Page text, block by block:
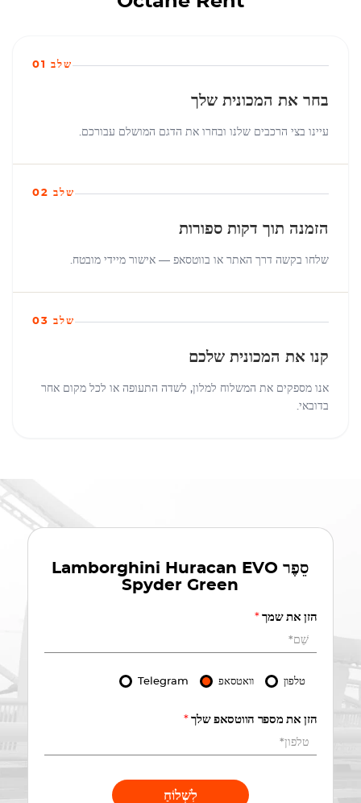
שלב 01
בחר את המכונית שלך
עיינו בצי הרכבים שלנו ובחרו את הדגם המושלם עבורכם.
שלב 02
הזמנה תוך דקות ספורות
שלחו בקשה דרך האתר או בווטסאפ — אישור מיידי מובטח.
שלב 03
קנו את המכונית שלכם
אנו מספקים את המשלוח למלון, לשדה התעופה או לכל מקום אחר
בדובאי.
סֵפֶר Lamborghini Huracan EVO
Spyder Green
הזן את שמך*
טלפון וואטסאפ Telegram
הזן את מספר הווטסאפ שלך*
לִשְׁלוֹחַ